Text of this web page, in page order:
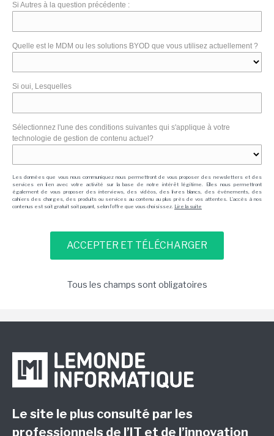
Si Autres à la question précédente :
Quelle est le MDM ou les solutions BYOD que vous utilisez actuellement ?
Si oui, Lesquelles
Sélectionnez l'une des conditions suivantes qui s'applique à votre
technologie de gestion de contenu actuel?
Les données que vous nous communiquez nous permettront de vous proposer des newsletters et des
services en lien avec votre activité sur la base de notre intérêt légitime. Elles nous permettront
également de vous proposer des interviews, des vidéos, des livres blancs, des événements, des
cahiers des charges, des produits ou services au contenu au plus près de vos attentes. L'accès à nos
contenus est soit gratuit soit payant, selon l'offre que vous choisissez. Lire la suite
Tous les champs sont obligatoires
Le site le plus consulté par les
professionnels de l’IT et de l’innovation